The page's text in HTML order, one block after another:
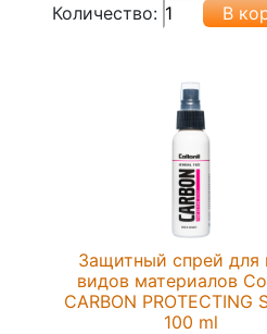
Количество:
Защитный спрей для
видов материалов
CARBON PROTEСTING
100 ml